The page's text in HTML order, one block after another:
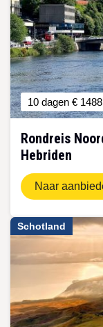
10 dagen € 1488
Rondreis
Hebriden
Naar
Schotland